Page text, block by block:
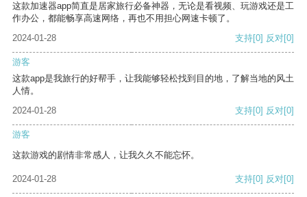
这款加速器app简直是居家旅行必备神器，无论是看视频、玩游戏还是工
作办公，都能畅享高速网络，再也不用担心网速卡顿了。
2024-01-28
支持[0] 反对[0]
游客
这款app是我旅行的好帮手，让我能够轻松找到目的地，了解当地的风土
人情。
2024-01-28
支持[0] 反对[0]
游客
这款游戏的剧情非常感人，让我久久不能忘怀。
2024-01-28 支持[0] 反对[0]